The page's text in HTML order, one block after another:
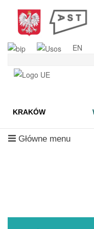
EN
KRAKÓW
mobilne
Główne menu